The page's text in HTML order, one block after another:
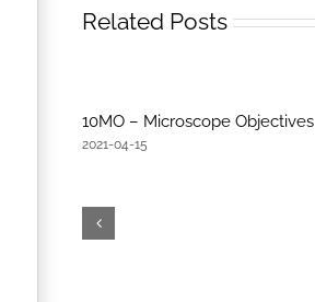
Related Posts
10MO – Microscope Objectives
2021-04-15